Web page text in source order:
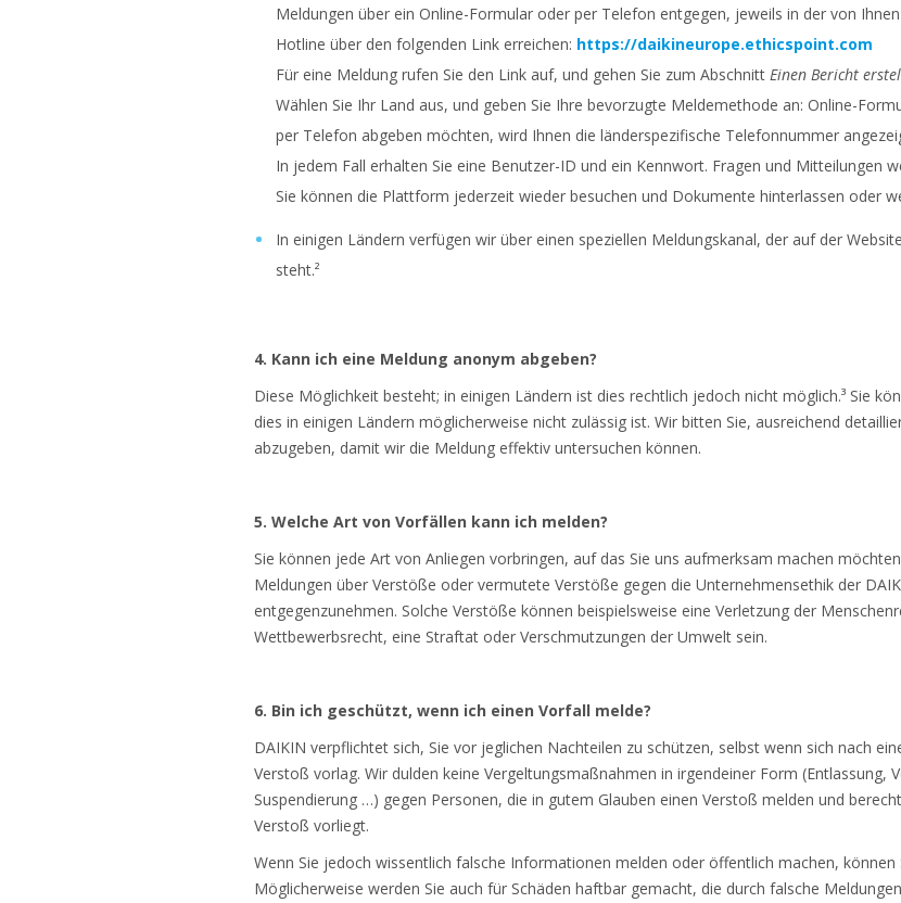
Meldungen über ein Online-Formular oder per Telefon entgegen, jeweils in der von
Hotline über den folgenden Link erreichen: https://daikineurope.ethicspoint.com
Für eine Meldung rufen Sie den Link auf, und gehen Sie zum Abschnitt Einen Bericht
Wählen Sie Ihr Land aus, und geben Sie Ihre bevorzugte Meldemethode an: Online-
per Telefon abgeben möchten, wird Ihnen die länderspezifische Telefonnummer
In jedem Fall erhalten Sie eine Benutzer-ID und ein Kennwort. Fragen und Mitteilungen
Sie können die Plattform jederzeit wieder besuchen und Dokumente hinterlassen oder
In einigen Ländern verfügen wir über einen speziellen Meldungskanal, der auf der
steht.²
4. Kann ich eine Meldung anonym abgeben?
Diese Möglichkeit besteht; in einigen Ländern ist dies rechtlich jedoch nicht möglich.³ Sie
dies in einigen Ländern möglicherweise nicht zulässig ist. Wir bitten Sie, ausreichend
abzugeben, damit wir die Meldung effektiv untersuchen können.
5. Welche Art von Vorfällen kann ich melden?
Sie können jede Art von Anliegen vorbringen, auf das Sie uns aufmerksam machen
Meldungen über Verstöße oder vermutete Verstöße gegen die Unternehmensethik der
entgegenzunehmen. Solche Verstöße können beispielsweise eine Verletzung der
Wettbewerbsrecht, eine Straftat oder Verschmutzungen der Umwelt sein.
6. Bin ich geschützt, wenn ich einen Vorfall melde?
DAIKIN verpflichtet sich, Sie vor jeglichen Nachteilen zu schützen, selbst wenn sich nach
Verstoß vorlag. Wir dulden keine Vergeltungsmaßnahmen in irgendeiner Form (Entlassung,
Suspendierung …) gegen Personen, die in gutem Glauben einen Verstoß melden und
Verstoß vorliegt.
Wenn Sie jedoch wissentlich falsche Informationen melden oder öffentlich machen, können
Möglicherweise werden Sie auch für Schäden haftbar gemacht, die durch falsche